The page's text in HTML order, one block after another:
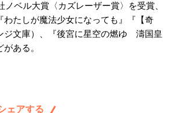
ベル大賞〈カズレーザー賞〉を受賞、
たしが魔法少女になっても』『【奇
ジ文庫）、『後宮に星空の燃ゆ 濤国皇
ある。
ェアする